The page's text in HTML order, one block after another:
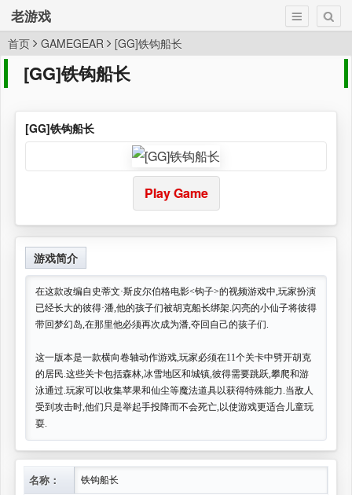
老游戏
首页 GAMEGEAR [GG]铁钩船长
[GG]铁钩船长
[GG]铁钩船长
Play Game
游戏简介
在这款改编自史蒂文·斯皮尔伯格电影<钩子>的视频游戏中,玩家扮演
已经长大的彼得·潘,他的孩子们被胡克船长绑架.闪亮的小仙子将彼得
带回梦幻岛,在那里他必须再次成为潘,夺回自己的孩子们.
这一版本是一款横向卷轴动作游戏,玩家必须在11个关卡中劈开胡克
的居民.这些关卡包括森林,冰雪地区和城镇,彼得需要跳跃,攀爬和游
泳通过.玩家可以收集苹果和仙尘等魔法道具以获得特殊能力.当敌人
受到攻击时,他们只是举起手投降而不会死亡,以使游戏更适合儿童玩
耍.
名称： 铁钩船长